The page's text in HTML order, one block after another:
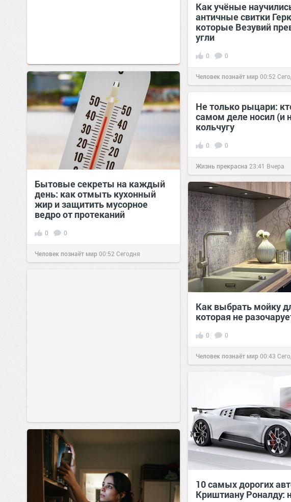
Как учёные
античные свитки
которые Везувий
угли
0 0
Человек познаёт мир00:52
Бытовые секреты на каждый
день: как отмыть кухонный
жир и защитить мусорное
ведро от протеканий
0 0
Человек познаёт мир00:52 Сегодня
Не только рыцари:
самом деле носил (и
кольчугу
0 0
Жизнь прекрасна 23:41 Вчера
Как выбрать мойку
которая не
0 0
Человек познаёт мир00:43
10 самых дорогих
Криштиану Роналду: